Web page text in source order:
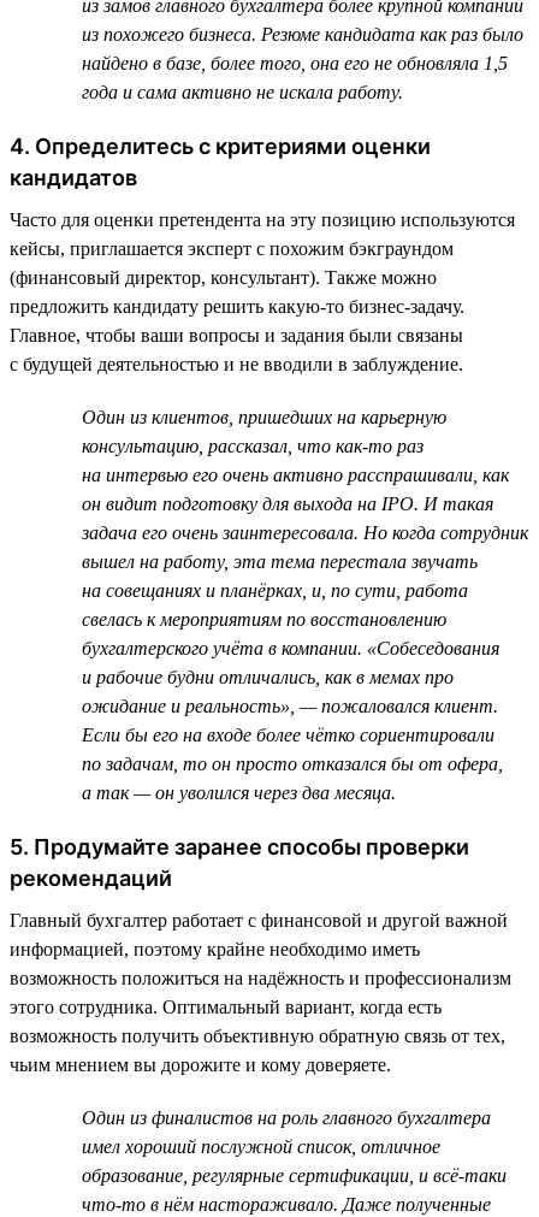
из замов главного бухгалтера более крупной компании
из похожего бизнеса. Резюме кандидата как раз было
найдено в базе, более того, она его не обновляла 1,5
года и сама активно не искала работу.
4. Определитесь с критериями оценки
кандидатов
Часто для оценки претендента на эту позицию используются
кейсы, приглашается эксперт с похожим бэкграундом
(финансовый директор, консультант). Также можно
предложить кандидату решить какую-то бизнес-задачу.
Главное, чтобы ваши вопросы и задания были связаны
с будущей деятельностью и не вводили в заблуждение.
Один из клиентов, пришедших на карьерную
консультацию, рассказал, что как-то раз
на интервью его очень активно расспрашивали, как
он видит подготовку для выхода на IPO. И такая
задача его очень заинтересовала. Но когда сотрудник
вышел на работу, эта тема перестала звучать
на совещаниях и планёрках, и, по сути, работа
свелась к мероприятиям по восстановлению
бухгалтерского учёта в компании. «Собеседования
и рабочие будни отличались, как в мемах про
ожидание и реальность», — пожаловался клиент.
Если бы его на входе более чётко сориентировали
по задачам, то он просто отказался бы от офера,
а так — он уволился через два месяца.
5. Продумайте заранее способы проверки
рекомендаций
Главный бухгалтер работает с финансовой и другой важной
информацией, поэтому крайне необходимо иметь
возможность положиться на надёжность и профессионализм
этого сотрудника. Оптимальный вариант, когда есть
возможность получить объективную обратную связь от тех,
чьим мнением вы дорожите и кому доверяете.
Один из финалистов на роль главного бухгалтера
имел хороший послужной список, отличное
образование, регулярные сертификации, и всё-таки
что-то в нём настораживало. Даже полученные